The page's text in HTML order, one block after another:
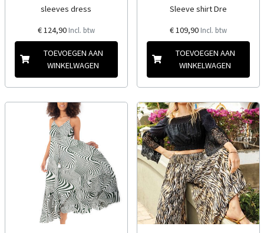
sleeves dress
€ 124,90 Incl. btw
TOEVOEGEN AAN
WINKELWAGEN
Sleeve shirt Dre
€ 109,90 Incl. btw
TOEVOEGEN AAN
WINKELWAGEN